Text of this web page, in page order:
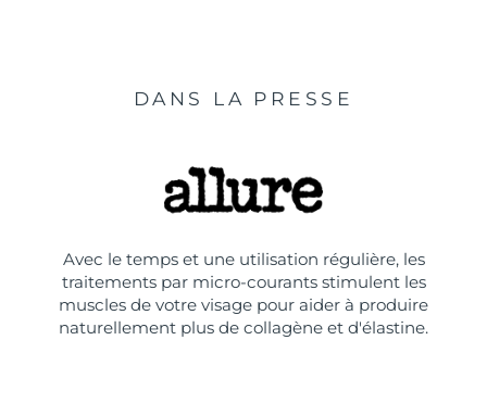
DANS LA PRESSE
Avec le temps et une utilisation régulière, les
traitements par micro-courants stimulent les
muscles de votre visage pour aider à produire
naturellement plus de collagène et d'élastine.